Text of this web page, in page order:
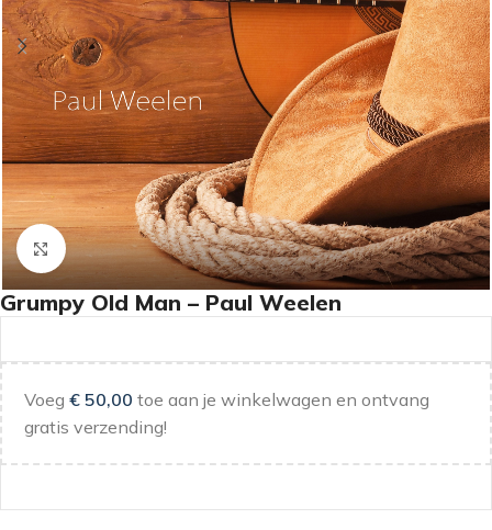
Klik om te vergroten
Grumpy Old Man – Paul Weelen
Voeg € 50,00 toe aan je winkelwagen en ontvang
gratis verzending!